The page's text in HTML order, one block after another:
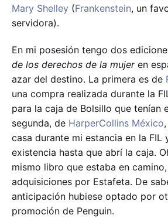
Mary Shelley (Frankenstein, un
servidora).
En mi posesión tengo dos
de los derechos de la mujeren
azar del destino. La primera es de
una compra realizada durante la
para la caja de Bolsillo que tenían
segunda, de HarperCollins México
casa durante mi estancia en la FIL
existencia hasta que abrí la caja.
mismo libro que estaba en
adquisiciones por Estafeta. De
anticipación hubiese optado por
promoción de Penguin.